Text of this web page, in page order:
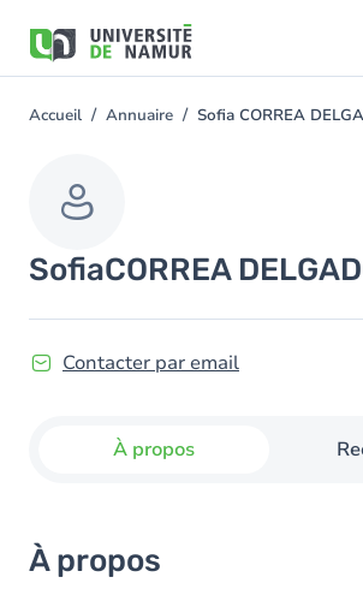
contenu
You
Accueil Annuaire Sofia CORREA
SofiaCORREA
Contacter par email
À propos
À propos